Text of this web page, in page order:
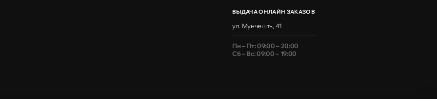
ВЫДАЧА ОНЛАЙН ЗАКАЗОВ
ул. Мунчешть, 41
Пн – Пт: 09:00 – 20:00
Сб – Вс: 09:00 – 19:00